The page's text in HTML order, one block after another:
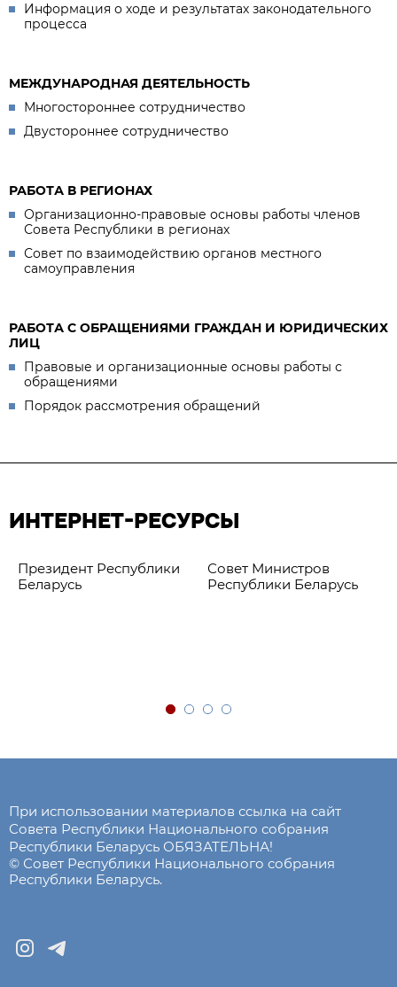
Информация о ходе и результатах законодательного
процесса
МЕЖДУНАРОДНАЯ ДЕЯТЕЛЬНОСТЬ
Многостороннее сотрудничество
Двустороннее сотрудничество
РАБОТА В РЕГИОНАХ
Организационно-правовые основы работы членов
Совета Республики в регионах
Совет по взаимодействию органов местного
самоуправления
РАБОТА С ОБРАЩЕНИЯМИ ГРАЖДАН И ЮРИДИЧЕСКИХ
ЛИЦ
Правовые и организационные основы работы с
обращениями
Порядок рассмотрения обращений
ИНТЕРНЕТ-РЕСУРСЫ
Президент Республики
Беларусь
Совет Министров
Республики Беларусь
При использовании материалов ссылка на сайт
Совета Республики Национального собрания
Республики Беларусь ОБЯЗАТЕЛЬНА!
© Совет Республики Национального собрания
Республики Беларусь.